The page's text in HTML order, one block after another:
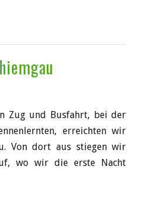
Zug und Busfahrt, bei der
erreichten wir
Von dort aus stiegen wir
wo wir die erste Nacht